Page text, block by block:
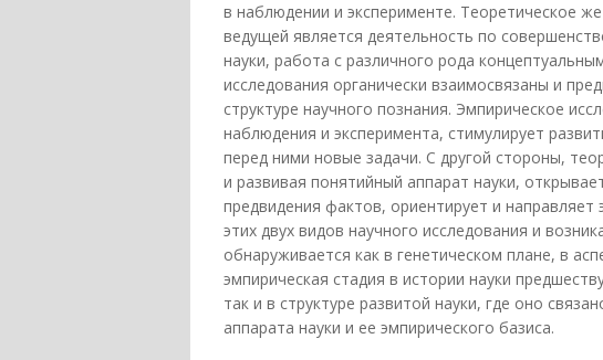
в наблюдении и эксперименте. Теоретическое
ведущей является деятельность по
науки, работа с различного рода
исследования органически взаимосвязаны и
структуре научного познания. Эмпирическое
наблюдения и эксперимента, стимулирует
перед ними новые задачи. С другой стороны,
и развивая понятийный аппарат науки,
предвидения фактов, ориентирует и направляет
этих двух видов научного исследования и
обнаруживается как в генетическом плане, в
эмпирическая стадия в истории науки
так и в структуре развитой науки, где оно
аппарата науки и ее эмпирического базиса.